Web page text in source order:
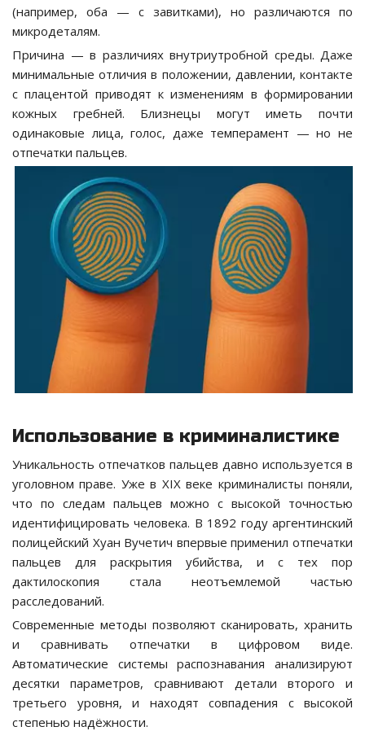
(например, оба — с завитками), но различаются по
микродеталям.
Причина — в различиях внутриутробной среды. Даже
минимальные отличия в положении, давлении, контакте
с плацентой приводят к изменениям в формировании
кожных гребней. Близнецы могут иметь почти
одинаковые лица, голос, даже темперамент — но не
отпечатки пальцев.
Использование в криминалистике
Уникальность отпечатков пальцев давно используется в
уголовном праве. Уже в XIX веке криминалисты поняли,
что по следам пальцев можно с высокой точностью
идентифицировать человека. В 1892 году аргентинский
полицейский Хуан Вучетич впервые применил отпечатки
пальцев для раскрытия убийства, и с тех пор
дактилоскопия стала неотъемлемой частью
расследований.
Современные методы позволяют сканировать, хранить
и сравнивать отпечатки в цифровом виде.
Автоматические системы распознавания анализируют
десятки параметров, сравнивают детали второго и
третьего уровня, и находят совпадения с высокой
степенью надёжности.